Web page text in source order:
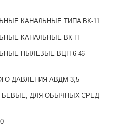
КАНАЛЬНЫЕ ТИПА ВК-11
КАНАЛЬНЫЕ ВК-П
ПЫЛЕВЫЕ ВЦП 6-46
ДАВЛЕНИЯ АВДМ-3,5
ДЛЯ ОБЫЧНЫХ СРЕД